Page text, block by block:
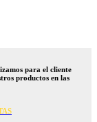
para el cliente
productos en las